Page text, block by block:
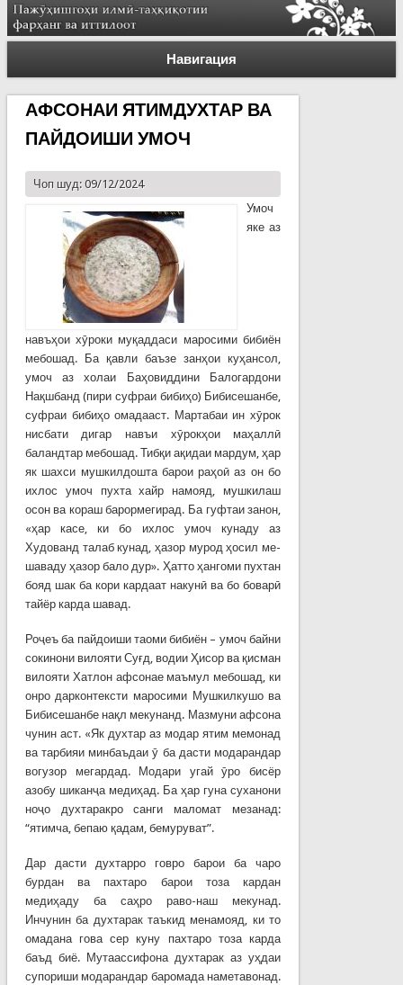
Навигация
АФСОНАИ ЯТИМДУХТАР ВА
ПАЙДОИШИ УМОЧ
Чоп шуд: 09/12/2024
Умоч
яке аз
навъҳои хӯроки муқаддаси маросими бибиён
мебошад. Ба қавли баъзе занҳои куҳансол,
умоч аз холаи Баҳовиддини Балогардони
Нақшбанд (пири суфраи бибиҳо) Бибисешанбе,
суфраи бибиҳо омадааст. Мартабаи ин хӯрок
нисбати дигар навъи хӯрокҳои маҳаллӣ
баландтар мебошад. Тибқи ақидаи мардум, ҳар
як шахси мушкилдошта барои раҳоӣ аз он бо
ихлос умоч пухта хайр намояд, мушкилаш
осон ва кораш барормегирад. Ба гуфтаи занон,
«ҳар касе, ки бо ихлос умоч кунаду аз
Худованд талаб кунад, ҳазор мурод ҳосил ме-
шаваду ҳазор бало дур». Ҳатто ҳангоми пухтан
бояд шак ба кори кардаат накунӣ ва бо боварӣ
тайёр карда шавад.
Роҷеъ ба пайдоиши таоми бибиён – умоч байни
сокинони вилояти Суғд, водии Ҳисор ва қисман
вилояти Хатлон афсонае маъмул мебошад, ки
онро дарконтексти маросими Мушкилкушо ва
Бибисешанбе нақл мекунанд. Мазмуни афсона
чунин аст. «Як духтар аз модар ятим мемонад
ва тарбияи минбаъдаи ӯ ба дасти модарандар
вогузор мегардад. Модари угай ӯро бисёр
азобу шиканҷа медиҳад. Ба ҳар гуна суханони
ноҷо духтаракро санги маломат мезанад:
“ятимча, бепаю қадам, бемуруват”.
Дар дасти духтарро говро барои ба чаро
бурдан ва пахтаро барои тоза кардан
медиҳаду ба саҳро раво-наш мекунад.
Инчунин ба духтарак таъкид менамояд, ки то
омадана гова сер куну пахтаро тоза карда
баъд биё. Мутаассифона духтарак аз уҳдаи
супориши модарандар баромада наметавонад.